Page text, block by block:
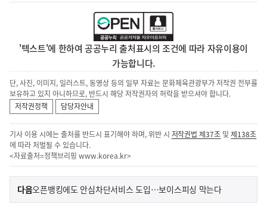
'텍스트'에 한하여 공공누리 출처표시의 조건에 따라 자유이용이
가능합니다.
단, 사진, 이미지, 일러스트, 동영상 등의 일부 자료는 문화체육관광부가 저작권 전부를
보유하고 있지 아니하므로, 반드시 해당 저작권자의 허락을 받으셔야 합니다.
저작권정책
담당자안내
기사 이용 시에는 출처를 반드시 표기해야 하며, 위반 시 저작권법 제37조 및제138조
에 따라 처벌될 수 있습니다.
<자료출처=정책브리핑 www.korea.kr>
이
전
다음기
오픈뱅킹에도 안심차단서비스 도입…보이스피싱 막는다